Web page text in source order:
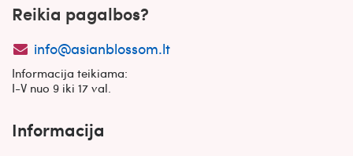
Reikia pagalbos?
info@asianblossom.lt
Informacija teikiama:
I-V nuo 9 iki 17 val.
Informacija